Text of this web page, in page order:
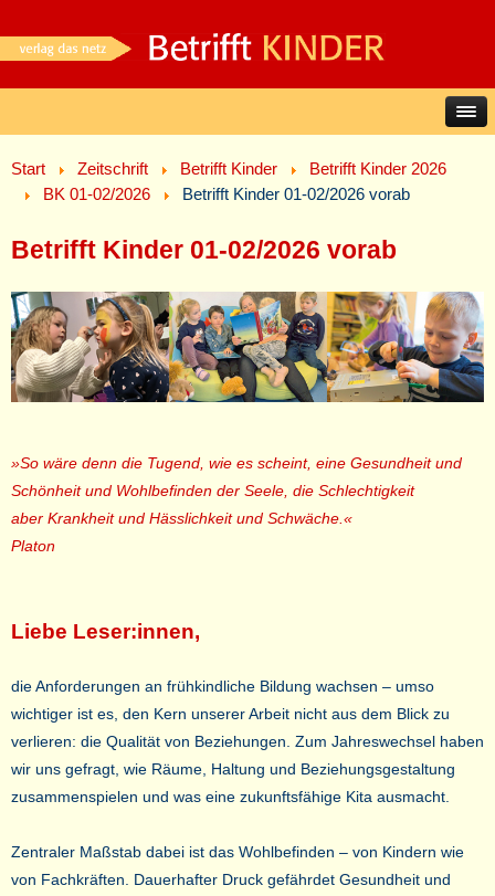
Start Zeitschrift Betrifft Kinder
Betrifft Kinder 2026
BK 01-02/2026
Betrifft Kinder 01-02/2026 vorab
Betrifft Kinder 01-02/2026 vorab
»So wäre denn die Tugend, wie es scheint, eine Gesundheit und
Schönheit und Wohlbefinden der Seele, die Schlechtigkeit
aber Krankheit und Hässlichkeit und Schwäche.«
Platon
Liebe Leser:innen,
die Anforderungen an frühkindliche Bildung wachsen – umso
wichtiger ist es, den Kern unserer Arbeit nicht aus dem Blick zu
verlieren: die Qualität von Beziehungen. Zum Jahreswechsel haben
wir uns gefragt, wie Räume, Haltung und Beziehungsgestaltung
zusammenspielen und was eine zukunftsfähige Kita ausmacht.
Zentraler Maßstab dabei ist das Wohlbefinden – von Kindern wie
von Fachkräften. Dauerhafter Druck gefährdet Gesundheit und